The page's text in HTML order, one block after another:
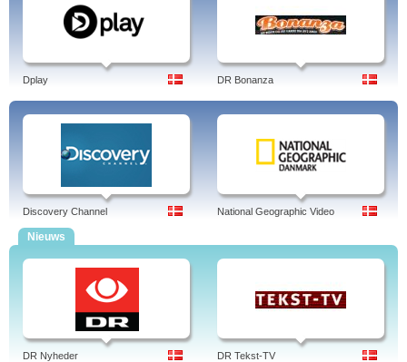
Dplay DR Bonanza
Discovery Channel National Geographic Video
Nieuws
DR Nyheder DR Tekst-TV